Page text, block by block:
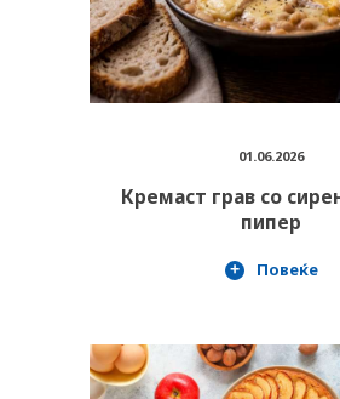
01.06.2026
Кремаст грав со
пипер
Повеќе